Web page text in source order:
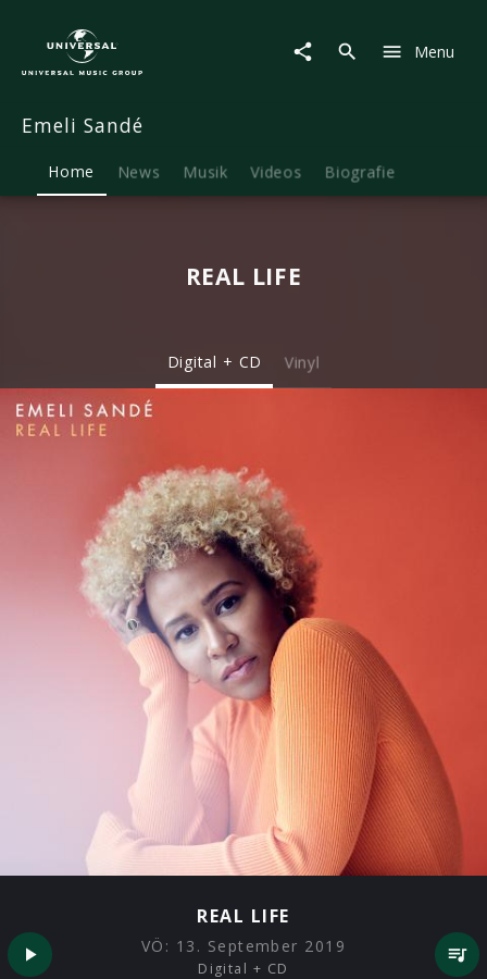
Musik
Merch
Menu
Emeli Sandé
Home News Musik Videos Biografie
REAL LIFE
Digital + CD Vinyl
REAL LIFE
VÖ: 13. September 2019
Digital + CD